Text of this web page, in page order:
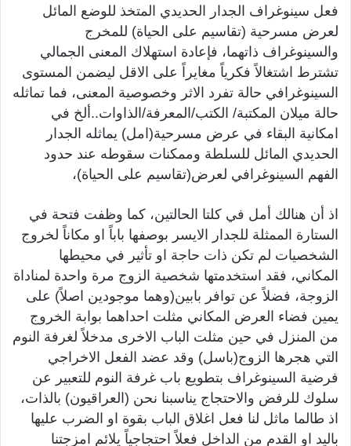
فعل سينوغراف الجدار الحديدي المتخذ للوضع المائل
لعرض مسرحية (تقاسيم على الحياة) للمخرج
والسينوغراف ذاتهما، فإعادة استهلاك المعنى الجمالي
تشترط اشتغالاً فكرياً مغايراً على الاقل ليضمن المستوى
السينوغرافي حالة تفرد الاثر وخصوصية المعنى، فما تماثله
حالة ميلان المكتبة/ الكتب/المعرفة/الذاوات..ألخ في
امكانية البقاء في عرض مسرحية(امل) يماثله الجدار
الحديدي المائل للسلطة وممكنات سقوطه عند حدود
الفهم السينوغرافي لعرض(تقاسيم على الحياة)،
اذ أن هنالك أمل في كلتا الحالتين، كما وظفت فتحة في
الستارة الممثلة للجدار الايسر بوصفها باباً او مكاناً لخروج
الشخصيات لم تكن ذات حاجة او تأثير في محيطها
المكاني، فقد استخدمتها شخصية الزوج مرة واحدة لمناداة
الزوجة، فضلاً عن توافر بابين(وهما موجودين اصلاً) على
يمين فضاء العرض المكاني مثلت احداهما بوابة الخروج
من المنزل في حين مثلت الباب الاخرى مدخلاً لغرفة النوم
التي هجرها الزوج(باسل) وقد عضد الفعل الاخراجي
فرضية السينوغراف بتطويع باب غرفة النوم للتعبير عن
سلوك للرفض والاحتجاج يناسبنا نحن (العراقيون) بالذات،
اذ طالما ماثل لنا فعل اغلاق الباب بقوة او الضرب عليها
باليد او القدم من الداخل فعلاً احتجاجياً يلائم امزجتنا